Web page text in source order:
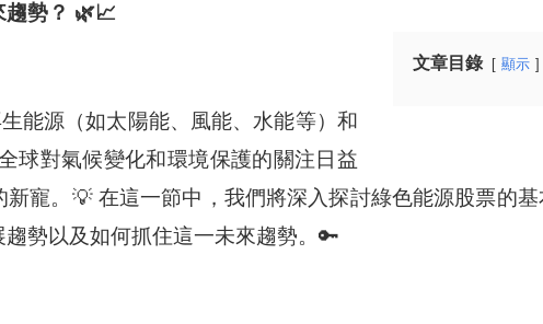
勢？ 🌿📈
文章目錄 顯示
能源（如太陽能、風能、水能等）和
球對氣候變化和環境保護的關注日益
寵。💡 在這一節中，我們將深入探討綠色能源股票的基
勢以及如何抓住這一未來趨勢。🔑